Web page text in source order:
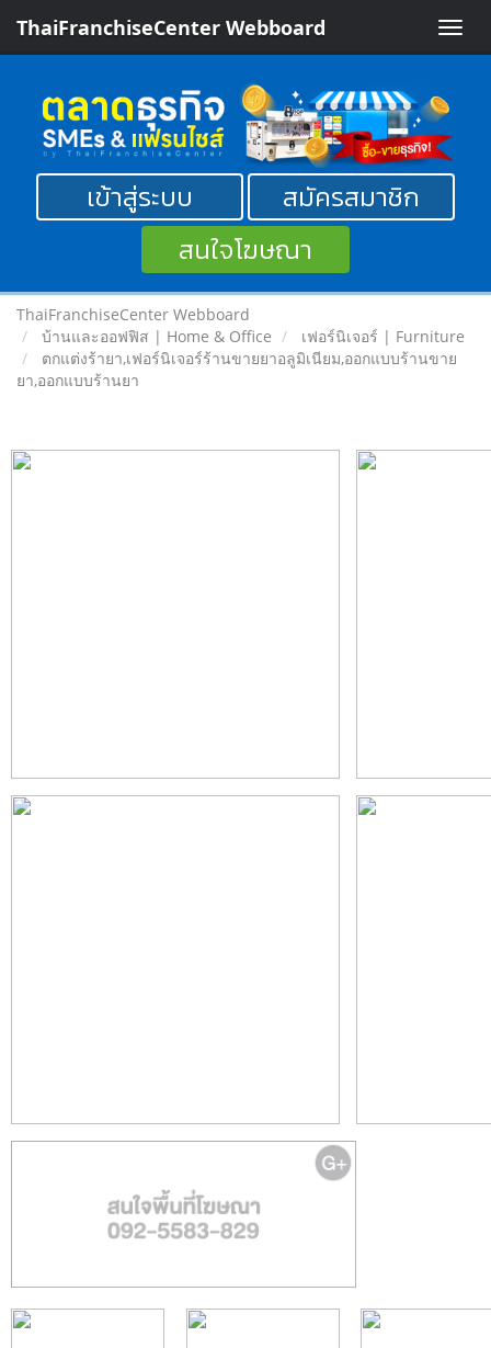
Toggle
ThaiFranchiseCenter Webboard
เข้าสู่ระบบ
สมัครสมาชิก
สนใจโฆษณา
ThaiFranchiseCenter Webboard
บ้านและออฟฟิส | Home & Office
เฟอร์นิเจอร์ | Furniture
ตกแต่งร้ายา,เฟอร์นิเจอร์ร้านขายยาอลูมิเนียม,ออกแบบร้านขาย
ยา,ออกแบบร้านยา